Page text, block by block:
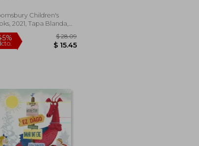
38.48
Children's
2021, Tapa Blanda,
45%
dcto.